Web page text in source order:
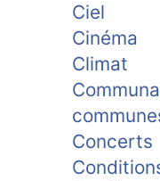
Ciel
Cinéma
Climat
Concerts